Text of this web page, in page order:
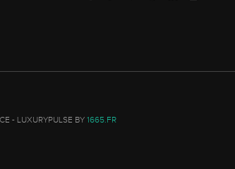
- LUXURYPULSE BY 1665.FR